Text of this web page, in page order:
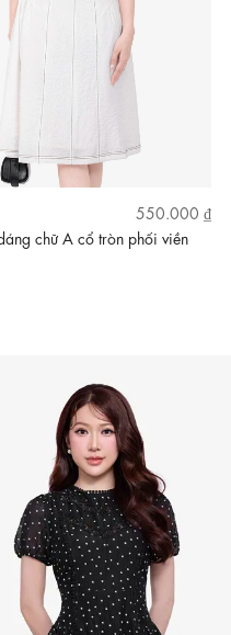
550.000 ₫
chữ A cổ tròn phối viền